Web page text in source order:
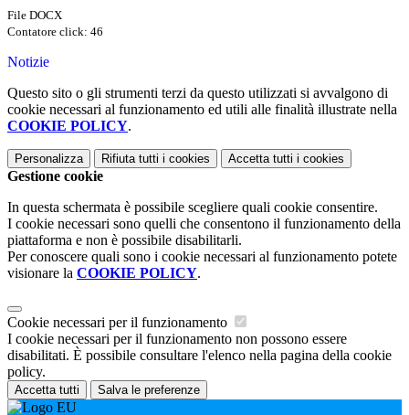
File DOCX
Contatore click: 46
Notizie
Questo sito o gli strumenti terzi da questo utilizzati si avvalgono di
cookie necessari al funzionamento ed utili alle finalità illustrate nella
COOKIE POLICY.
Personalizza Rifiuta tutti i cookies Accetta tutti i cookies
Gestione cookie
In questa schermata è possibile scegliere quali cookie consentire.
I cookie necessari sono quelli che consentono il funzionamento della
piattaforma e non è possibile disabilitarli.
Per conoscere quali sono i cookie necessari al funzionamento potete
visionare la COOKIE POLICY.
Cookie necessari per il funzionamento
I cookie necessari per il funzionamento non possono essere
disabilitati. È possibile consultare l'elenco nella pagina della cookie
policy.
Accetta tutti Salva le preferenze